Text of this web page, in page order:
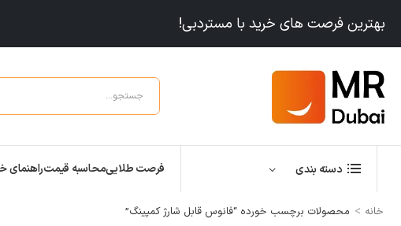
بهترین فرصت های خرید با مستردبی!
دسته بندی فرصت طلاییمحاسبه قیمتراهنمای
خانه > محصولات برچسب خورده “فانوس قابل شارژ کمپینگ”